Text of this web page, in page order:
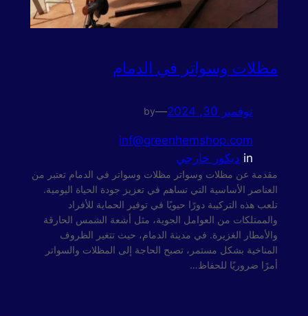
مظلات وسواتر في الدمام
نوفمبر 30, 2024 —
by
inf@greenhemshop.com
in ديكور خارجي
مقدمة عن مظلات وسواتر مظلات وسواتر في الدمام تعتبر من
العناصر الأساسية التي تساهم في تعزيز جودة الحياة اليومية.
تلعب هذه التركيبة دورًا حيويًا في توفير الحماية للأفراد
والممتلكات من العوامل الجوية، مثل أشعة الشمس الحارقة
والأمطار الغزيرة. في مدينة الدمام، حيث تتغير الظروف
المناخية بشكل مستمر، تصبح الحاجة إلى المظلات والسواتر
أمرًا ضروريًا للحفاظ…